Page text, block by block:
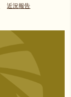
近況報告